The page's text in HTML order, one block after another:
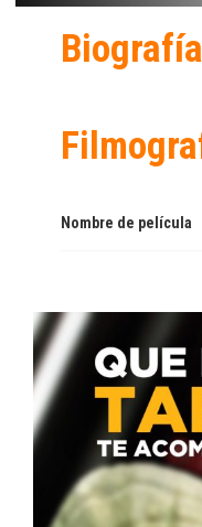
Biografía
Nombre de película